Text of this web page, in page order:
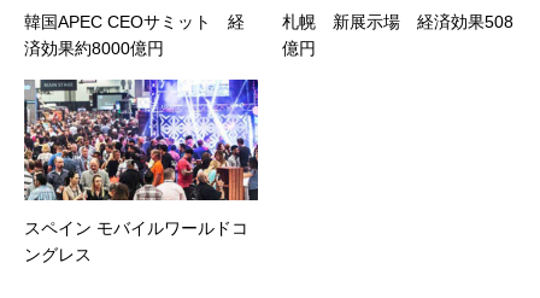
韓国APEC CEOサミット 経
済効果約8000億円
札幌 新展示場 経済効果508
億円
スペイン モバイルワールドコ
ングレス